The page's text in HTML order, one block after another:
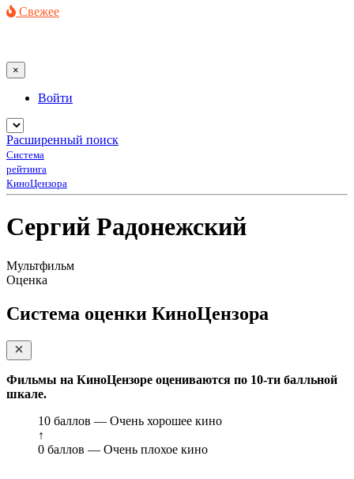
Свежее
×
Войти
Расширенный поиск
Система
рейтинга
КиноЦензора
Сергий Радонежский
Мультфильм
Оценка
Система оценки КиноЦензора
Фильмы на КиноЦензоре оцениваются по 10-ти балльной
шкале.
10 баллов — Очень хорошее кино
↑
0 баллов — Очень плохое кино